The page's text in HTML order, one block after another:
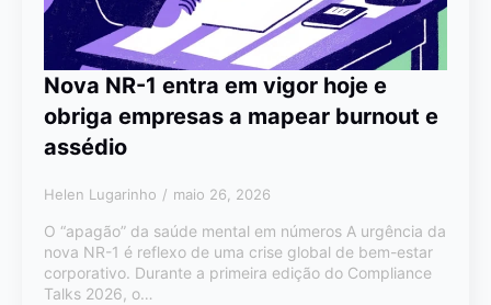
Nova NR-1 entra em vigor hoje e
obriga empresas a mapear burnout e
assédio
Helen Lugarinho maio 26, 2026
O “apagão” da saúde mental em números A urgência da
nova NR-1 é reflexo de uma crise global de bem-estar
corporativo. Durante a primeira edição do Compliance
Talks 2026, o…